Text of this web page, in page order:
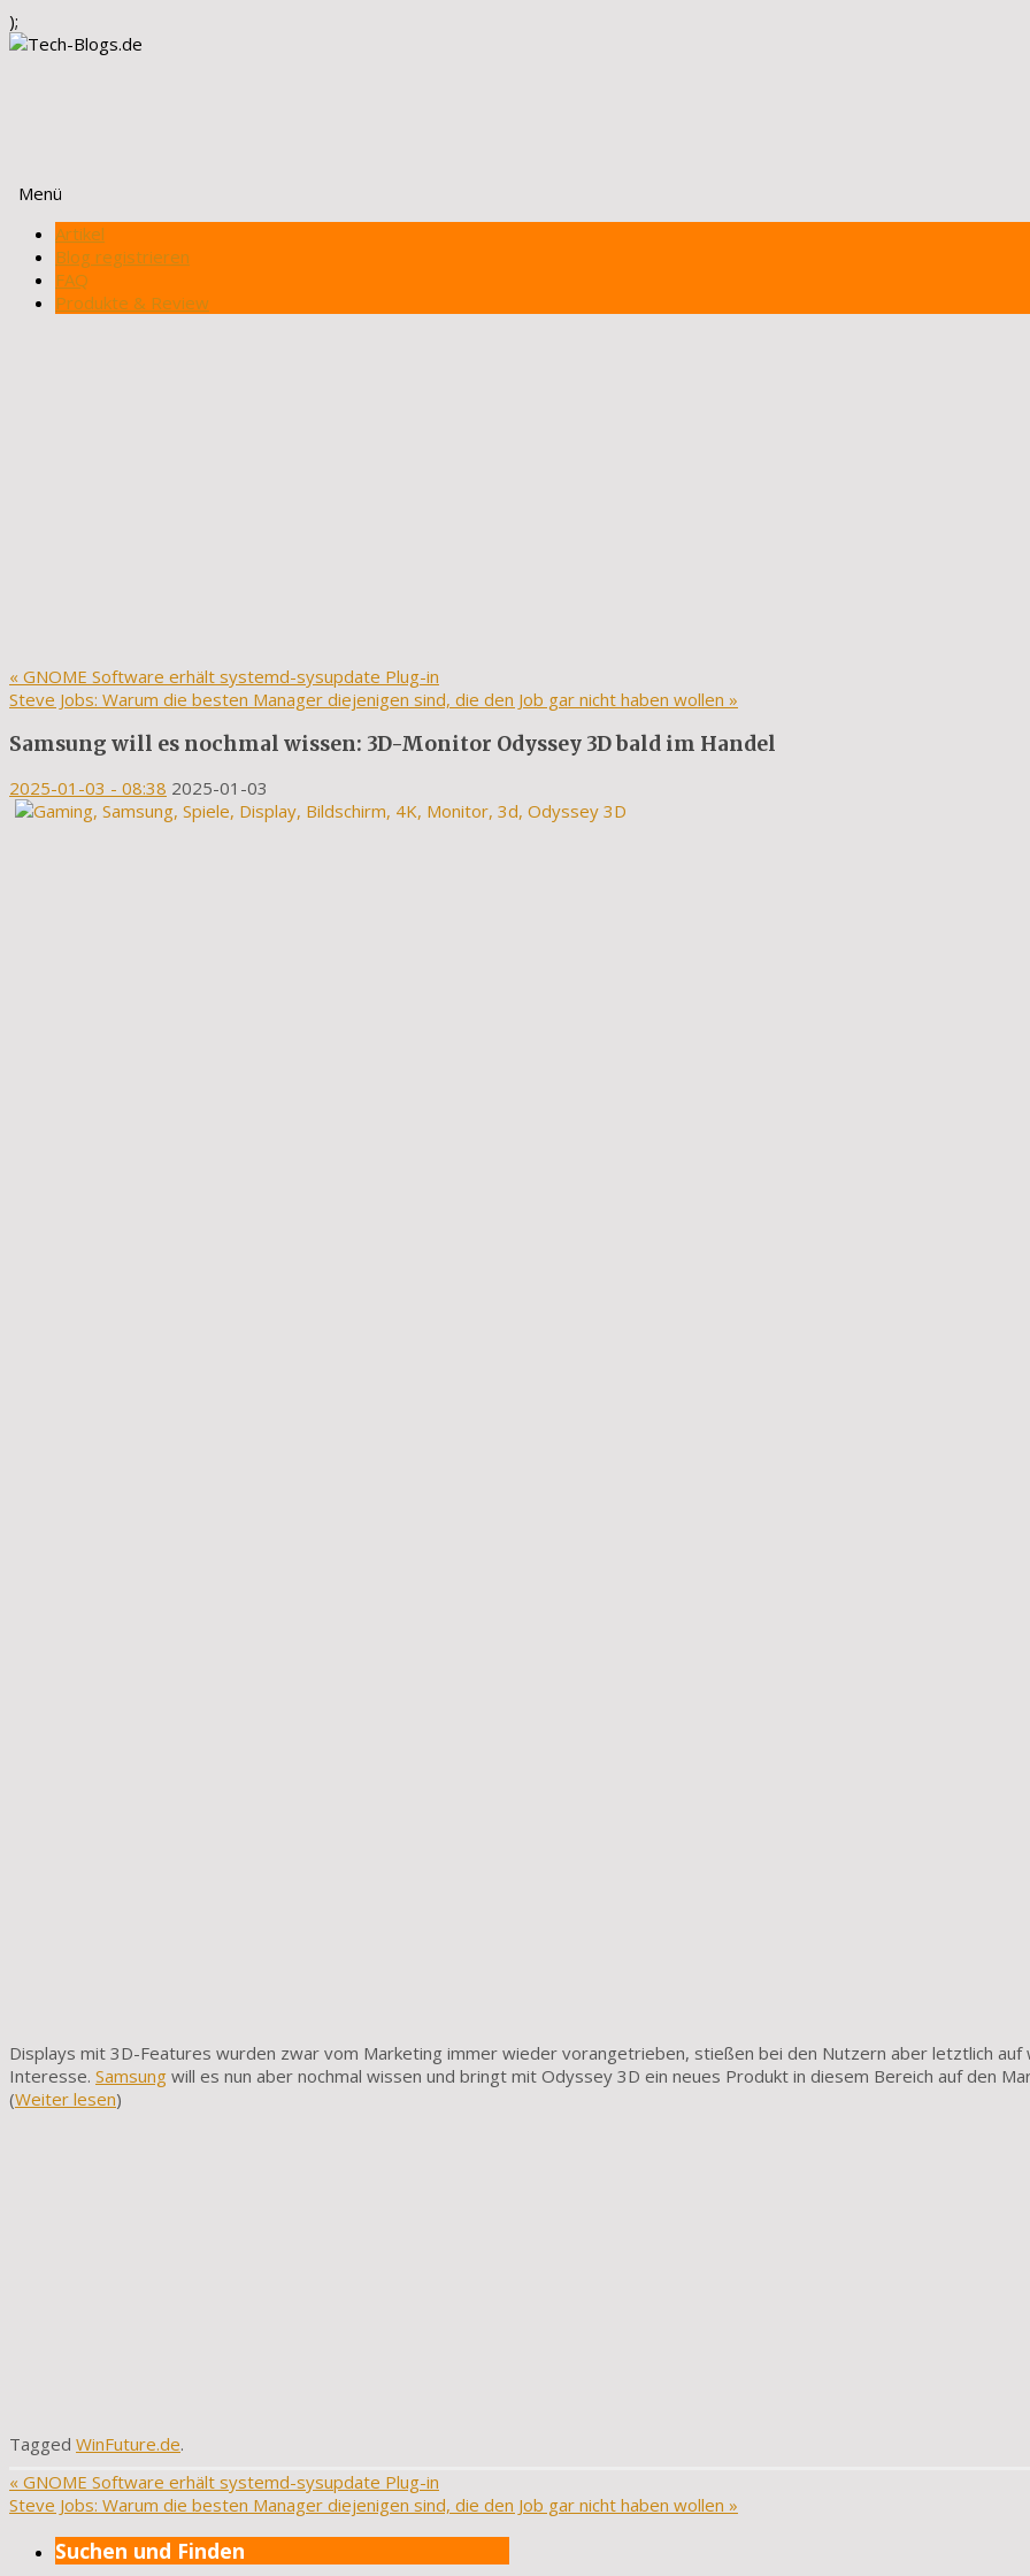
);
Menü
Zum
Inhalt
springen
Artikel
Blog registrieren
FAQ
Produkte & Review
« GNOME Software erhält systemd-sysupdate Plug-in
Steve Jobs: Warum die besten Manager diejenigen sind, die den Job gar nicht haben wollen »
Samsung will es nochmal wissen: 3D-Monitor Odyssey 3D bald im Handel
2025-01-03 - 08:38 2025-01-03
Displays mit 3D-Features wurden zwar vom Marketing immer wieder vorangetrieben, stießen bei den Nutzern aber letztlich auf
Interesse. Samsung will es nun aber nochmal wissen und bringt mit Odyssey 3D ein neues Produkt in diesem Bereich auf den
(Weiter lesen)
Tagged WinFuture.de.
« GNOME Software erhält systemd-sysupdate Plug-in
Steve Jobs: Warum die besten Manager diejenigen sind, die den Job gar nicht haben wollen »
Suchen und Finden